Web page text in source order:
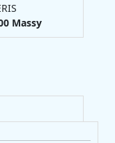
Massy